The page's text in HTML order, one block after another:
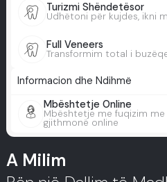
Turizmi Shëndetësor
Udhëtoni për kujdes, ikni
Full Veneers
Transformim total i
Informacion dhe Ndihmë
Mbështetje Online
Mbështetje me fuqizim
gjithmonë online
A Milim